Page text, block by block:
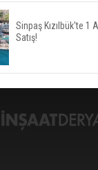
Avrupa'da Konut
Fransa
Sinpaş Kızılbük'te 1
Satış!